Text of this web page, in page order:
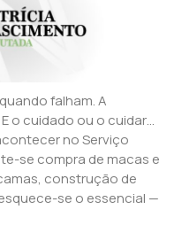
falham. A
o cuidado ou o cuidar…
no Serviço
se compra de macas e
construção de
se o essencial —